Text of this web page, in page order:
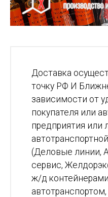
Доставка
точку РФ И
зависимости от
покупателя или
предприятия или
(Деловые линии,
сервис,
ж/д
автотранспортом,